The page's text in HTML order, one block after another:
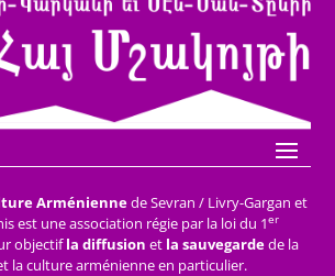
Arméniennede Sevran / Livry-Gargan et
est une association régie par la loi du 1er
objectifla diffusion et la sauvegardede la
la culture arménienne en particulier.